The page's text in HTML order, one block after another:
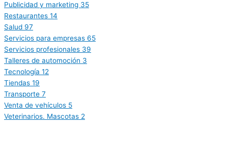
Publicidad y marketing 35
Restaurantes 14
Salud 97
Servicios para empresas 65
Servicios profesionales 39
Talleres de automoción 3
Tecnología 12
Tiendas 19
Transporte 7
Venta de vehículos 5
Veterinarios. Mascotas 2